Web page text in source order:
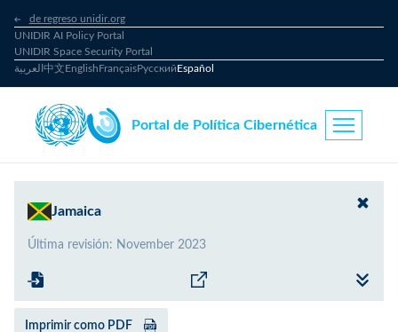
de regreso unidir.org
UNIDIR AI Policy Portal
UNIDIR Space Security Portal
العربية 中文EnglishFrançaisРусскийEspañol
Portal de Política Cibernética
Jamaica
Última revisión: November 2023
Imprimir como PDF